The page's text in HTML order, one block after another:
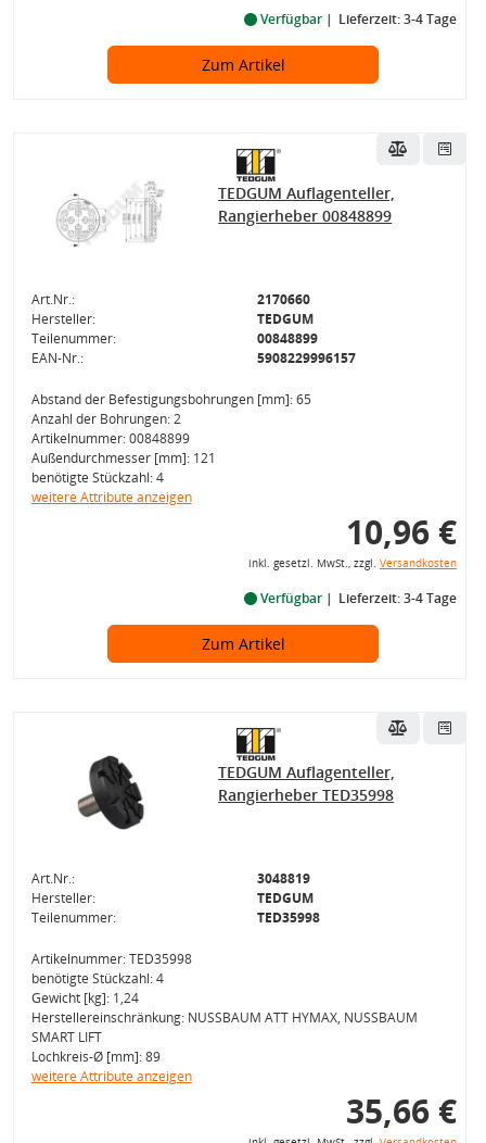
Verfügbar Lieferzeit: 3-4 Tage
Zum Artikel
TEDGUM Auflagenteller,
Rangierheber 00848899
Art.Nr.:
2170660
Hersteller:
TEDGUM
Teilenummer:
00848899
EAN-Nr.:
5908229996157
Abstand der Befestigungsbohrungen [mm]: 65
Anzahl der Bohrungen: 2
Artikelnummer: 00848899
Außendurchmesser [mm]: 121
benötigte Stückzahl: 4
weitere Attribute anzeigen
10,96 €
inkl. gesetzl. MwSt., zzgl. Versandkosten
Verfügbar Lieferzeit: 3-4 Tage
Zum Artikel
TEDGUM Auflagenteller,
Rangierheber TED35998
Art.Nr.:
3048819
Hersteller:
TEDGUM
Teilenummer:
TED35998
Artikelnummer: TED35998
benötigte Stückzahl: 4
Gewicht [kg]: 1,24
Herstellereinschränkung: NUSSBAUM ATT HYMAX, NUSSBAUM
SMART LIFT
Lochkreis-Ø [mm]: 89
weitere Attribute anzeigen
35,66 €